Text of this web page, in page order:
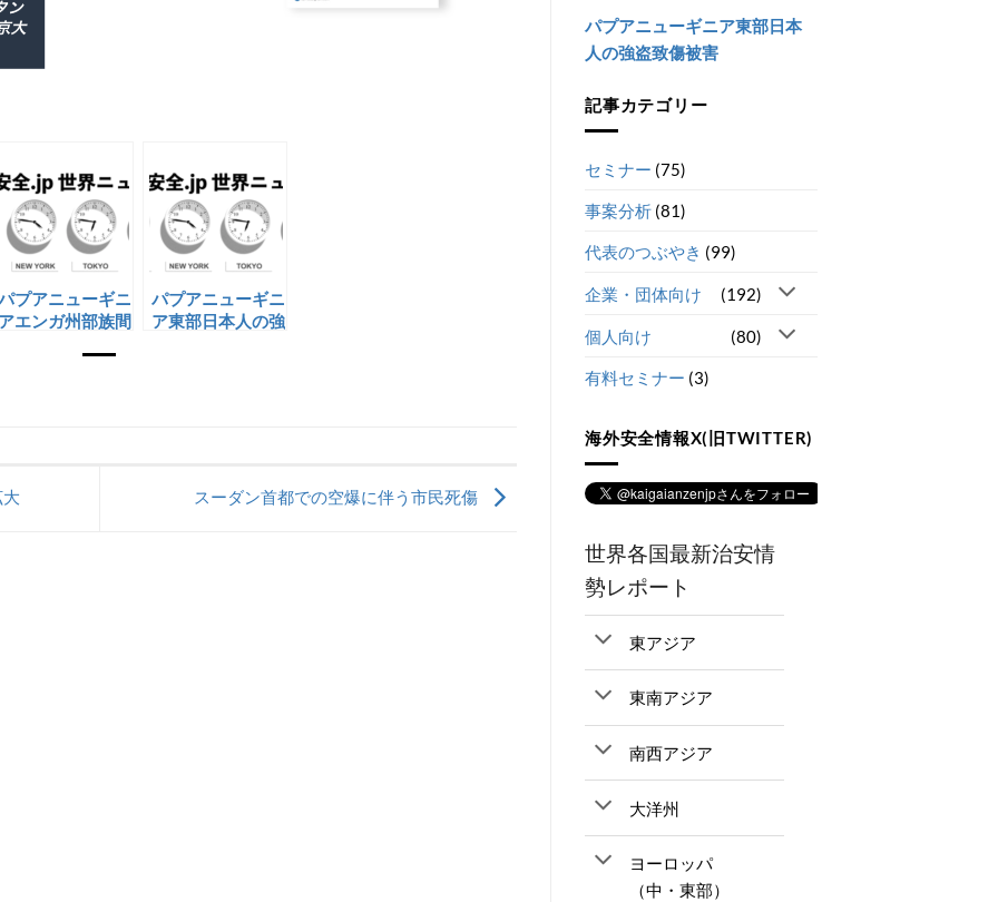
プアニューギニ
アエンガ州部族間
パプアニューギニ
ア東部日本人の強
スーダン首都での空爆に伴う市民死傷
パプアニューギニア東部日本
人の強盗致傷被害
記事カテゴリー
セミナー (75)
事案分析 (81)
代表のつぶやき (99)
企業・団体向け (192)
個人向け (80)
有料セミナー (3)
海外安全情報X(旧TWITTER)
世界各国最新治安情
勢レポート
東アジア
東南アジア
南西アジア
大洋州
ヨーロッパ
（中・東部）